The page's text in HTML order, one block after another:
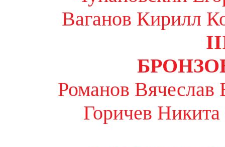
Ваганов Кирилл
Романов
Горичев